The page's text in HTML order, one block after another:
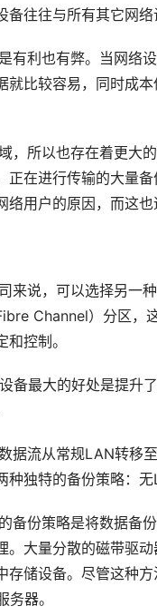
往往与所有其它网络
利也有弊。当网络
就比较容易，同时成
所以也存在着更大
正在进行传输的大量
用户的原因，而这也
说，可以选择另一
Channel）分区，
控制。
最大的好处是提升
流从常规LAN转移
独特的备份策略：无
份策略是将数据备
。大量分散的磁带驱
存储设备。尽管这种
器。